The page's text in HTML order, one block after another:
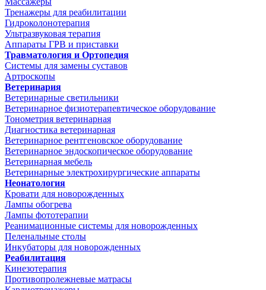
Тренажеры для реабилитации
Гидроколонотерапия
Ультразвуковая терапия
Аппараты ГРВ и приставки
Травматология и Ортопедия
Системы для замены суставов
Артроскопы
Ветеринария
Ветеринарные светильники
Ветеринарное физиотерапевтическое оборудование
Тонометрия ветеринарная
Диагностика ветеринарная
Ветеринарное рентгеновское оборудование
Ветеринарное эндоскопическое оборудование
Ветеринарная мебель
Ветеринарные электрохирургические аппараты
Неонатология
Кровати для новорожденных
Лампы обогрева
Лампы фототерапии
Реанимационные системы для новорожденных
Пеленальные столы
Инкубаторы для новорожденных
Реабилитация
Кинезотерапия
Противопролежневые матрасы